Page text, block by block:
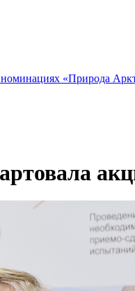
номинациях «Природа